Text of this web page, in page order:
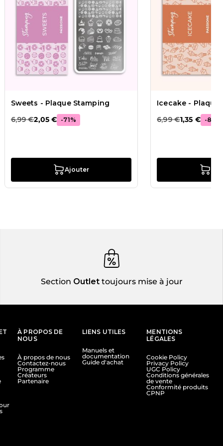
Sweets - Plaque Stamping
6,99 €2,05 € -71%
Ajouter
Icecake - Plaque
6,99 €1,35 € -81
Section Outlettoujours mise à jour
À PROPOS DE
NOUS
À propos de nous
Contactez-nous
Programme
Créateurs
Partenaire
LIENS UTILES
Manuels et
documentation
Guide d'achat
MENTIONS
LÉGALES
Cookie Policy
Privacy Policy
UGC Policy
Conditions générales
de vente
Conformité produits
CPNP